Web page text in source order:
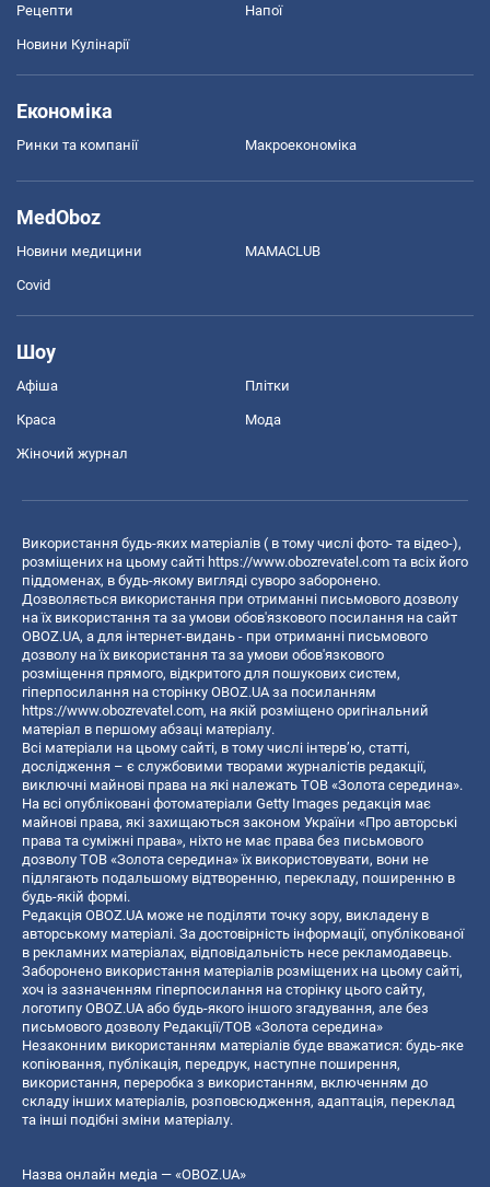
Рецепти Напої
Новини Кулінарії
Економіка
Ринки та компанії Макроекономіка
MedOboz
Новини медицини MAMACLUB
Covid
Шоу
Афіша Плітки
Краса Мода
Жіночий журнал
Використання будь-яких матеріалів ( в тому числі фото- та відео-),
розміщених на цьому сайті https://www.obozrevatel.com та всіх його
піддоменах, в будь-якому вигляді суворо заборонено.
Дозволяється використання при отриманні письмового дозволу
на їх використання та за умови обов'язкового посилання на сайт
OBOZ.UA, а для інтернет-видань - при отриманні письмового
дозволу на їх використання та за умови обов'язкового
розміщення прямого, відкритого для пошукових систем,
гіперпосилання на сторінку OBOZ.UA за посиланням
https://www.obozrevatel.com, на якій розміщено оригінальний
матеріал в першому абзаці матеріалу.
Всі матеріали на цьому сайті, в тому числі інтерв’ю, статті,
дослідження – є службовими творами журналістів редакції,
виключні майнові права на які належать ТОВ «Золота середина».
На всі опубліковані фотоматеріали Getty Images редакція має
майнові права, які захищаються законом України «Про авторські
права та суміжні права», ніхто не має права без письмового
дозволу ТОВ «Золота середина» їх використовувати, вони не
підлягають подальшому відтворенню, перекладу, поширенню в
будь-якій формі.
Редакція OBOZ.UA може не поділяти точку зору, викладену в
авторському матеріалі. За достовірність інформації, опублікованої
в рекламних матеріалах, відповідальність несе рекламодавець.
Заборонено використання матеріалів розміщених на цьому сайті,
хоч із зазначенням гіперпосилання на сторінку цього сайту,
логотипу OBOZ.UA або будь-якого іншого згадування, але без
письмового дозволу Редакції/ТОВ «Золота середина»
Незаконним використанням матеріалів буде вважатися: будь-яке
копiювання, публiкацiя, передрук, наступне поширення,
використання, переробка з використанням, включенням до
складу інших матеріалів, розповсюдження, адаптація, переклад
та інші подібні зміни матеріалу.
Назва онлайн медіа — «OBOZ.UA»